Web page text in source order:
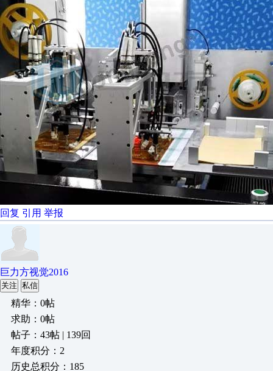
回复 引用 举报
巨力方视觉2016
关注 私信
精华：0帖
求助：0帖
帖子：43帖 | 139回
年度积分：2
历史总积分：185